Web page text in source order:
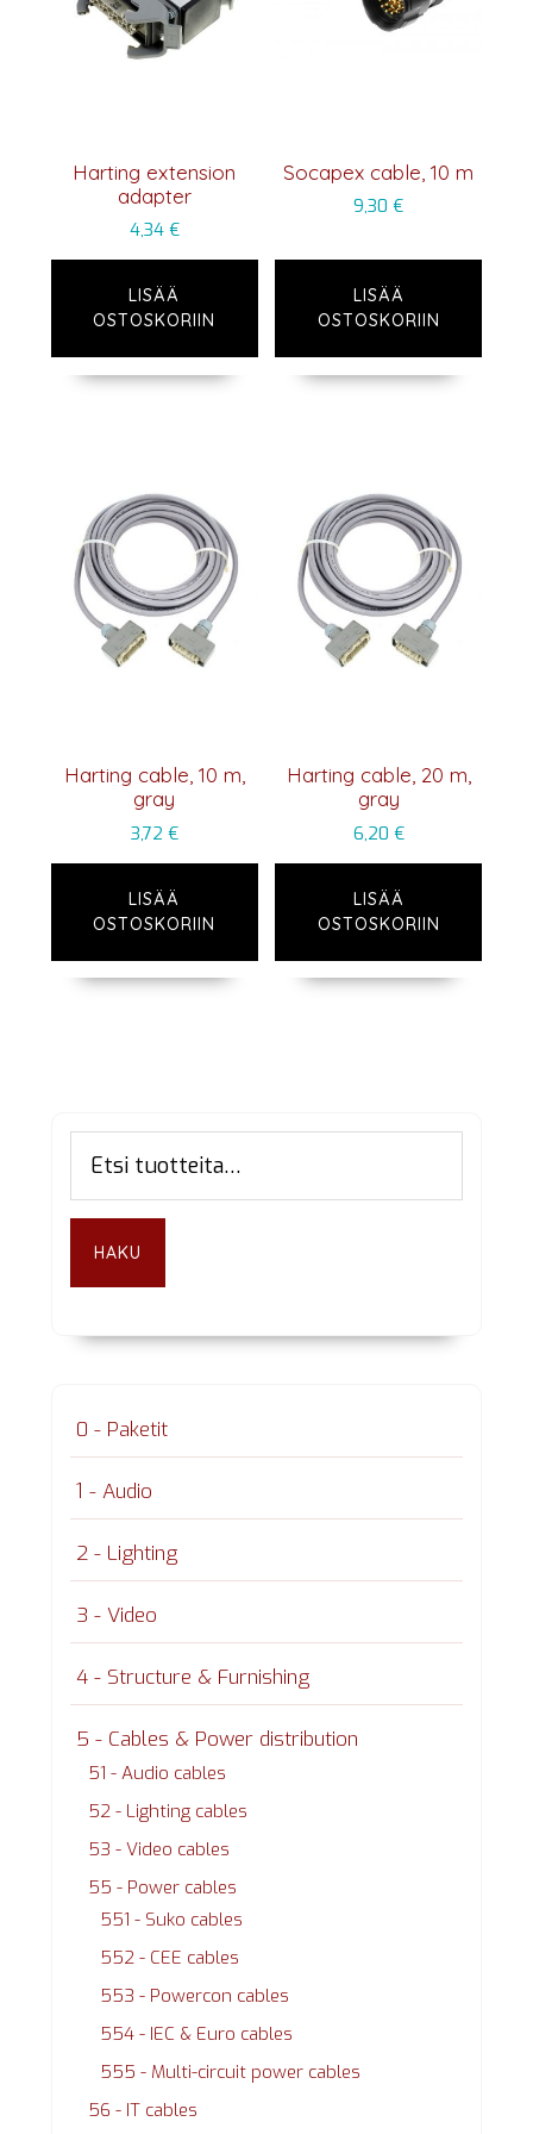
Harting extension
adapter
4,34 €
LISÄÄ
OSTOSKORIIN
Socapex cable, 10 m
9,30€
LISÄÄ
OSTOSKORIIN
Harting cable, 10 m,
gray
3,72 €
LISÄÄ
OSTOSKORIIN
Harting cable, 20 m,
gray
6,20 €
LISÄÄ
OSTOSKORIIN
Ensisijainen
sivupalkki
HAKU
0 - Paketit
1 - Audio
2 - Lighting
3 - Video
4 - Structure & Furnishing
5 - Cables & Power distribution
51 - Audio cables
52 - Lighting cables
53 - Video cables
55 - Power cables
551 - Suko cables
552 - CEE cables
553 - Powercon cables
554 - IEC & Euro cables
555 - Multi-circuit power cables
56 - IT cables